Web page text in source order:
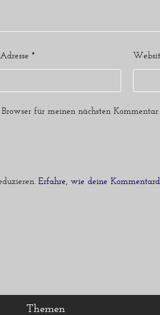
*
für meinen nächsten Kommentar
Erfahre, wie deine
Themen